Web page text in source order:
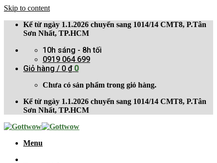
Skip to content
Kể từ ngày 1.1.2026 chuyển sang 1014/14 CMT8, P.Tân
Sơn Nhất, TP.HCM
10h sáng - 8h tối
0919 064 699
Giỏ hàng / 0 ₫ 0
Chưa có sản phẩm trong giỏ hàng.
Kể từ ngày 1.1.2026 chuyển sang 1014/14 CMT8, P.Tân
Sơn Nhất, TP.HCM
Menu